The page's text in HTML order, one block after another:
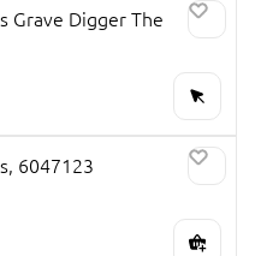
Grave Digger The
6047123